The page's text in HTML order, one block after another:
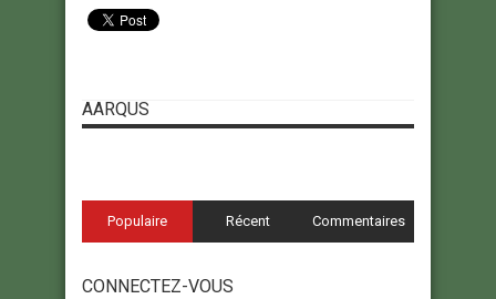
AARQUS
Populaire Récent Commentaires
CONNECTEZ-VOUS